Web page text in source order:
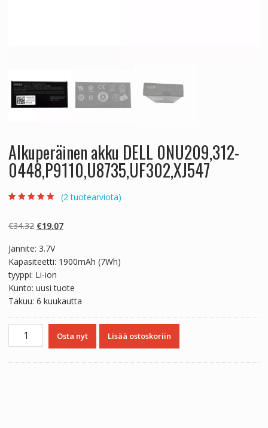
Alkuperäinen akku DELL 0NU209,312-
0448,P9110,U8735,UF302,XJ547
asiakkaan
(2tuotearviota)
€34.32 Alkuperäinen
oli:
€34.32.
€19.07Nykyinen
€19.07.
Jännite: 3.7V
Kapasiteetti: 1900mAh (7Wh)
tyyppi: Li-ion
Kunto: uusi tuote
Takuu: 6 kuukautta
Alkuperäinen
Osta nyt Lisää ostoskoriin